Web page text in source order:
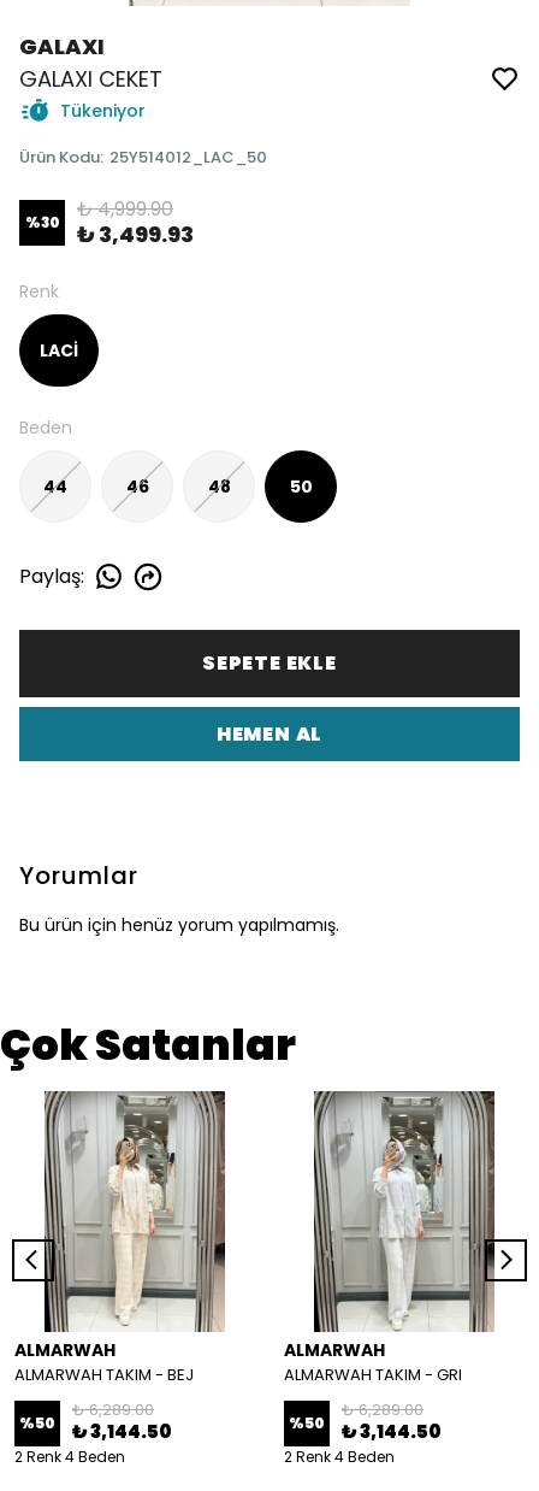
GALAXI
GALAXI CEKET
Tükeniyor
Ürün Kodu: 25Y514012_LAC_50
%30 ₺ 4,999.90
₺ 3,499.93
Renk
LACİ
Beden
44 46 48 50
Paylaş:
SEPETE EKLE
HEMEN AL
Yorumlar
Bu ürün için henüz yorum yapılmamış.
Çok Satanlar
ALMARWAH
ALMARWAH TAKIM - BEJ
%50
₺ 6,289.00
₺ 3,144.50
2 Renk 4 Beden
ALMARWAH
ALMARWAH TAKIM - GRI
%50
₺ 6,289.00
₺ 3,144.50
2 Renk 4 Beden